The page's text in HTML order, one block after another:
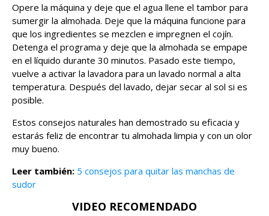
Opere la máquina y deje que el agua llene el tambor para
sumergir la almohada. Deje que la máquina funcione para
que los ingredientes se mezclen e impregnen el cojín.
Detenga el programa y deje que la almohada se empape
en el líquido durante 30 minutos. Pasado este tiempo,
vuelve a activar la lavadora para un lavado normal a alta
temperatura. Después del lavado, dejar secar al sol si es
posible.
Estos consejos naturales han demostrado su eficacia y
estarás feliz de encontrar tu almohada limpia y con un olor
muy bueno.
Leer también: 5 consejos para quitar las manchas de
sudor
VIDEO RECOMENDADO